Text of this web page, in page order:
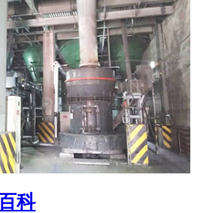
科